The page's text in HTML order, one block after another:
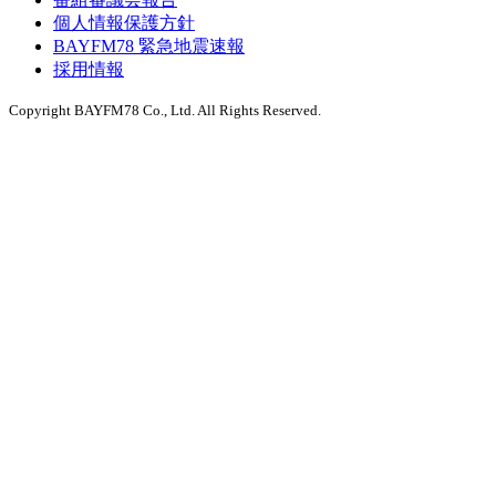
個人情報保護方針
BAYFM78 緊急地震速報
採用情報
Copyright BAYFM78 Co., Ltd. All Rights Reserved.